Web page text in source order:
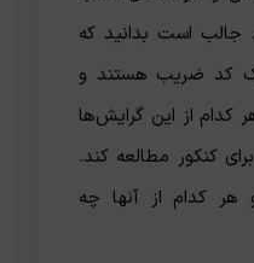
جالب است بدانید که
دارای یک کد ضریب هستند و
کدام از این گرایش‌ها
کنکور مطالعه کند.
کدام از آنها چه